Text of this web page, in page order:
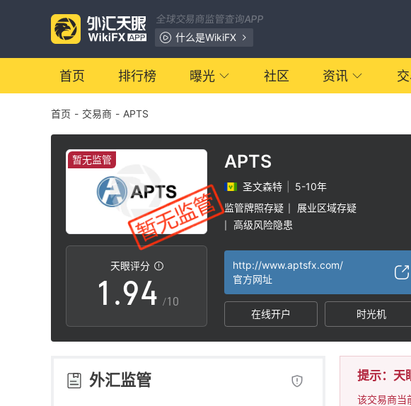
全球交易商监管查询APP
什么是WikiFX
首页 排行榜 曝光 社区 资讯
首页 - 交易商 - APTS
暂无监管
天眼评分
0
1
2
3
.
3
4
5
6
7
8
9
0
2
3
4
5
6
/10
APTS
圣文森特
5-10年
监管牌照存疑
展业区域存疑
高级风险隐患
http://www.aptsfx.com/
官方网址
在线开户 时光机
外汇监管 提示：天
该交易商当